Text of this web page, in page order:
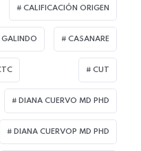
CALIFICACIÓN ORIGEN
CASANARE
CUT
DIANA CUERVO MD PHD
DIANA CUERVOP MD PHD